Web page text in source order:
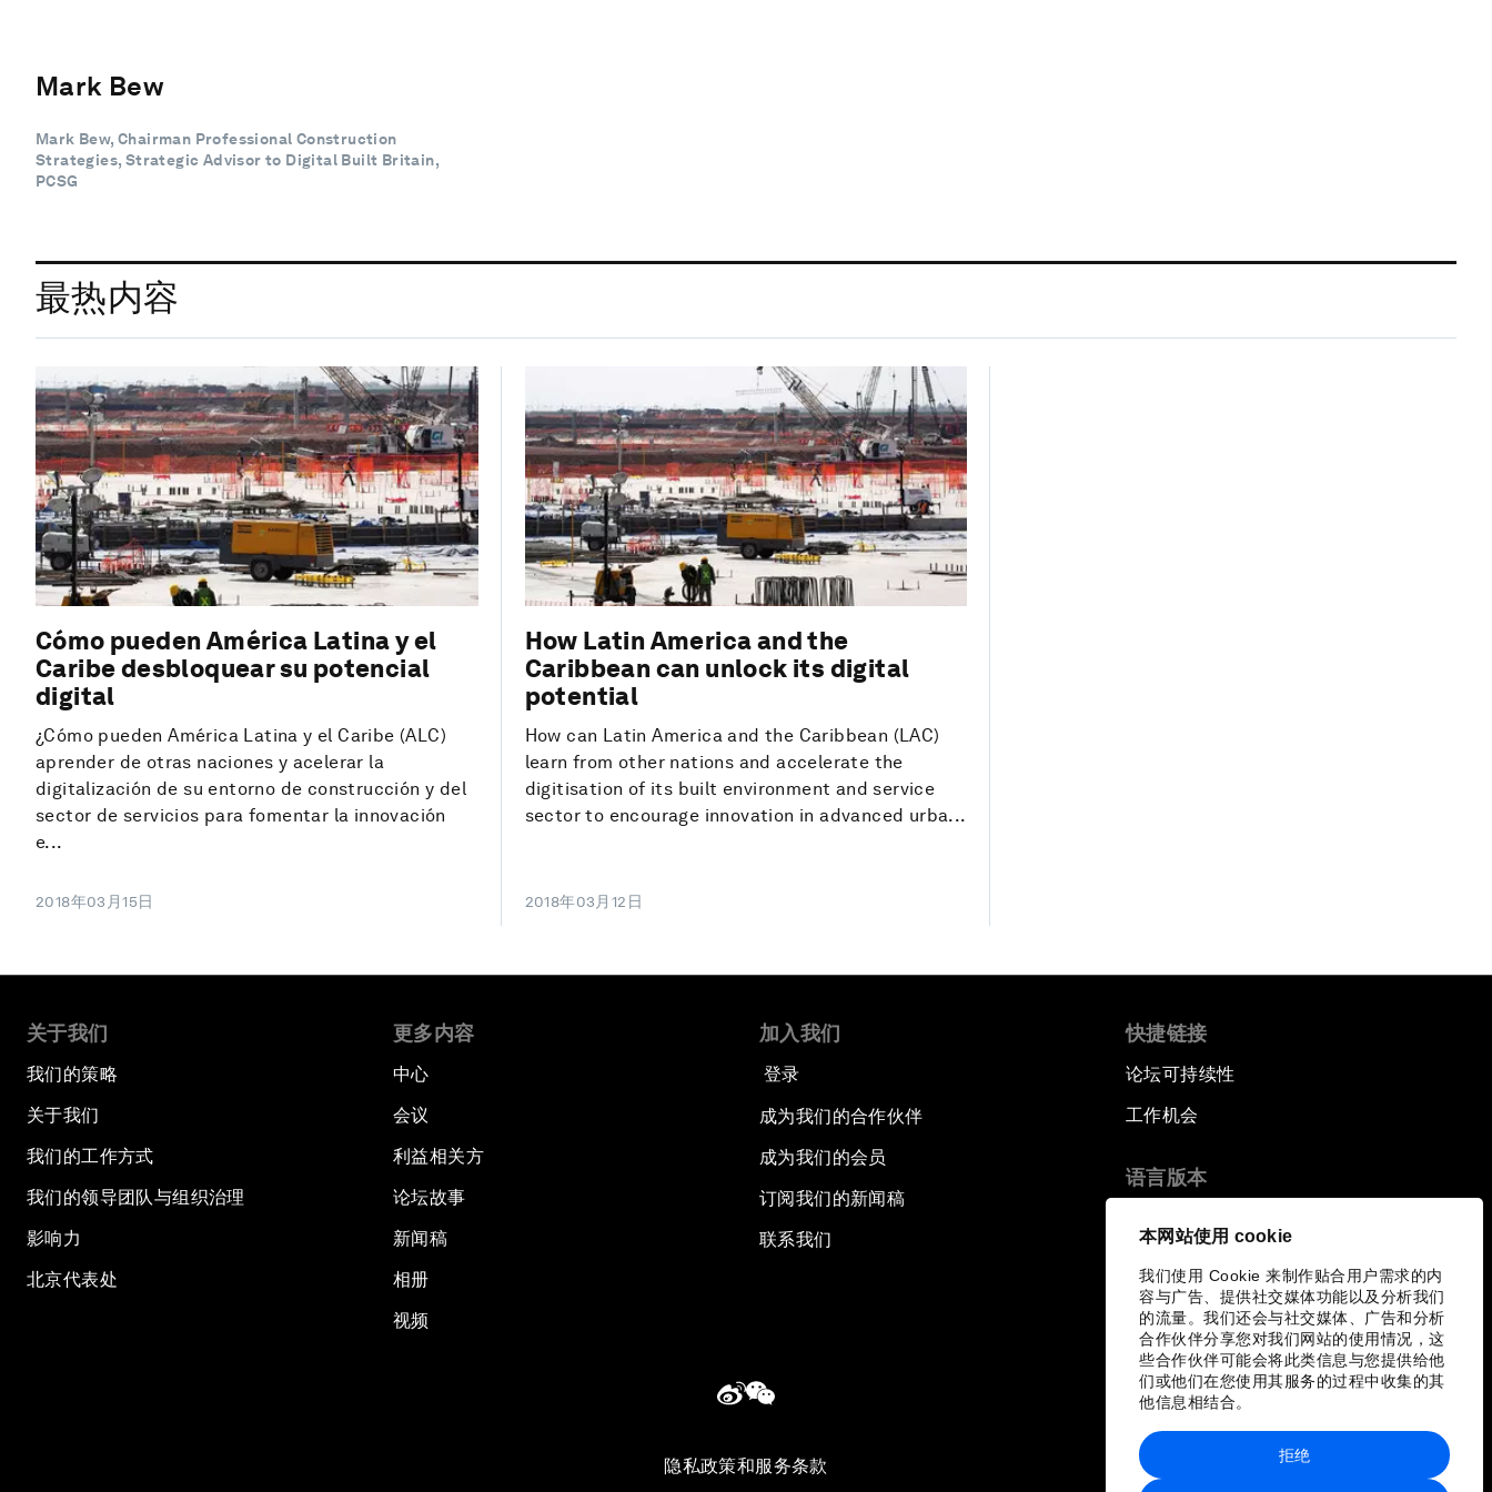
本网站使用 cookie
我们使用 Cookie 来制作贴合用户需求的内
容与广告、提供社交媒体功能以及分析我们
的流量。我们还会与社交媒体、广告和分析
合作伙伴分享您对我们网站的使用情况，这
些合作伙伴可能会将此类信息与您提供给他
们或他们在您使用其服务的过程中收集的其
他信息相结合。
拒绝
Mark Bew
Mark Bew, Chairman Professional Construction
Strategies, Strategic Advisor to Digital Built Britain,
PCSG
最热内容
Cómo pueden América Latina y el
Caribe desbloquear su potencial
digital
¿Cómo pueden América Latina y el Caribe (ALC)
aprender de otras naciones y acelerar la
digitalización de su entorno de construcción y del
sector de servicios para fomentar la innovación
e...
2018年03月15日
How Latin America and the
Caribbean can unlock its digital
potential
How can Latin America and the Caribbean (LAC)
learn from other nations and accelerate the
digitisation of its built environment and service
sector to encourage innovation in advanced urba...
2018年03月12日
关于我们
我们的策略
关于我们
我们的工作方式
我们的领导团队与组织治理
影响力
北京代表处
更多内容
中心
会议
利益相关方
论坛故事
新闻稿
相册
视频
加入我们
登录
成为我们的合作伙伴
成为我们的会员
订阅我们的新闻稿
联系我们
快捷链接
论坛可持续性
工作机会
语言版本
隐私政策和服务条款